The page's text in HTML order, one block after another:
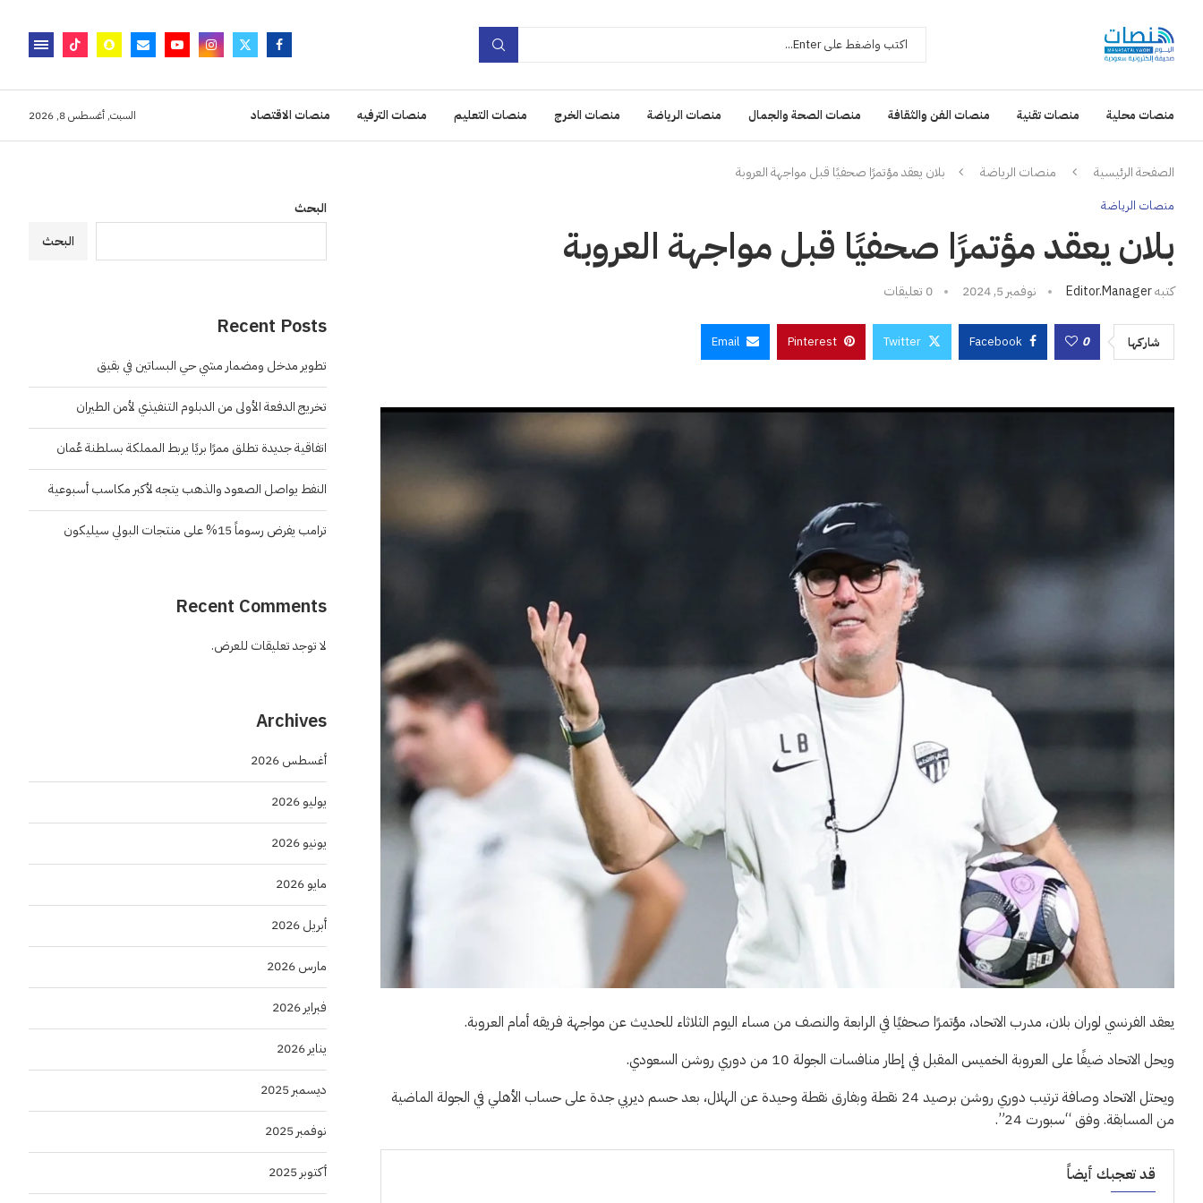
منصات محلية منصات تقنية منصات الفن والثقافة منصات الصحة والجمال منصات الرياضة منصات الخرج منصات التعليم منصات الترفيه منصات الاقتصاد السبت, أغسطس 8, 2026
الصفحة الرئيسية منصات الرياضة بلان يعقد مؤتمرًا صحفيًا قبل مواجهة العروبة
منصات الرياضة
بلان يعقد مؤتمرًا صحفيًا قبل مواجهة العروبة
كتبهEditor.manager نوفمبر 5, 2024 0 تعليقات
شاركها 0
Facebook
Twitter
Pinterest
Email
يعقد الفرنسي لوران بلان، مدرب الاتحاد، مؤتمرًا صحفيًا في الرابعة والنصف من مساء اليوم الثلاثاء للحديث عن مواجهة فريقه أمام العروبة.
ويحل الاتحاد ضيفًا على العروبة الخميس المقبل في إطار منافسات الجولة 10 من دوري روشن السعودي.
ويحتل الاتحاد وصافة ترتيب دوري روشن برصيد 24 نقطة وبفارق نقطة وحيدة عن الهلال، بعد حسم ديربي جدة على حساب الأهلي في الجولة الماضية
من المسابقة. وفق “سبورت 24”.
قد تعجبك أيضاً
البحث
البحث
Recent Posts
تطوير مدخل ومضمار مشي حي البساتين في بقيق
تخريج الدفعة الأولى من الدبلوم التنفيذي لأمن الطيران
اتفاقية جديدة تطلق ممرًا بريًا يربط المملكة بسلطنة عُمان
النفط يواصل الصعود والذهب يتجه لأكبر مكاسب أسبوعية
ترامب يفرض رسوماً 15% على منتجات البولي سيليكون
Recent Comments
لا توجد تعليقات للعرض.
Archives
أغسطس 2026
يوليو 2026
يونيو 2026
مايو 2026
أبريل 2026
مارس 2026
فبراير 2026
يناير 2026
ديسمبر 2025
نوفمبر 2025
أكتوبر 2025